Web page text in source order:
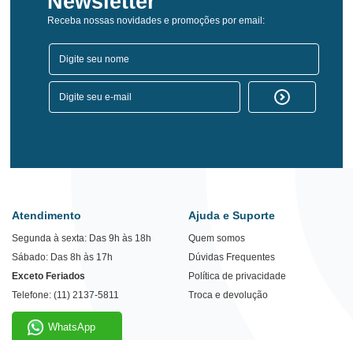
Receba nossas novidades e promoções por email:
Atendimento
Segunda à sexta: Das 9h às 18h
Sábado: Das 8h às 17h
Exceto Feriados
Telefone: (11) 2137-5811
WhatsApp
Ajuda e Suporte
Quem somos
Dúvidas Frequentes
Política de privacidade
Troca e devolução